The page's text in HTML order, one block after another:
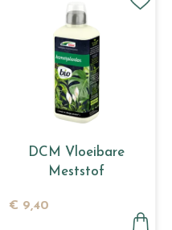
DCM Vloeibare
Meststof
€ 9,40